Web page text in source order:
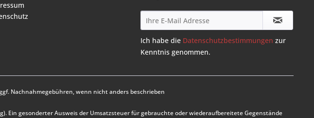
Ich habe die Datenschutzbestimmungen zur
Kenntnis genommen.
Nachnahmegebühren, wenn nicht anders beschrieben
Ein gesonderter Ausweis der Umsatzsteuer für gebrauchte oder wiederaufbereitete Gegenstände